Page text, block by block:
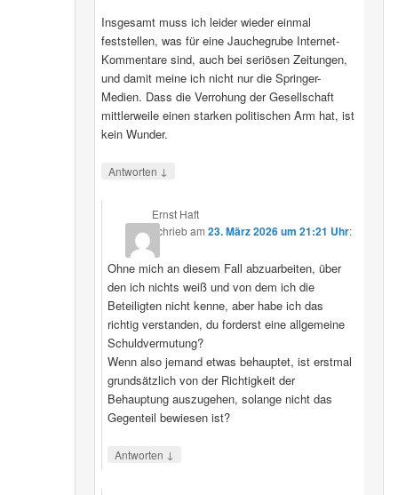
Insgesamt muss ich leider wieder einmal
feststellen, was für eine Jauchegrube Internet-
Kommentare sind, auch bei seriösen Zeitungen,
und damit meine ich nicht nur die Springer-
Medien. Dass die Verrohung der Gesellschaft
mittlerweile einen starken politischen Arm hat, ist
kein Wunder.
Antworten ↓
Ernst Haft
schriebam23. März 2026 um 21:21 Uhr:
Ohne mich an diesem Fall abzuarbeiten, über
den ich nichts weiß und von dem ich die
Beteiligten nicht kenne, aber habe ich das
richtig verstanden, du forderst eine allgemeine
Schuldvermutung?
Wenn also jemand etwas behauptet, ist erstmal
grundsätzlich von der Richtigkeit der
Behauptung auszugehen, solange nicht das
Gegenteil bewiesen ist?
Antworten ↓